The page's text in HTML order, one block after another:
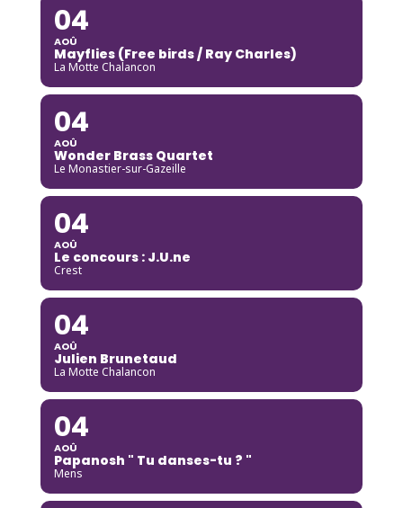
04
AOÛ
Mayflies (Free birds / Ray Charles)
La Motte Chalancon
04
AOÛ
Wonder Brass Quartet
Le Monastier-sur-Gazeille
04
AOÛ
Le concours : J.U.ne
Crest
04
AOÛ
Julien Brunetaud
La Motte Chalancon
04
AOÛ
Papanosh " Tu danses-tu ? "
Mens